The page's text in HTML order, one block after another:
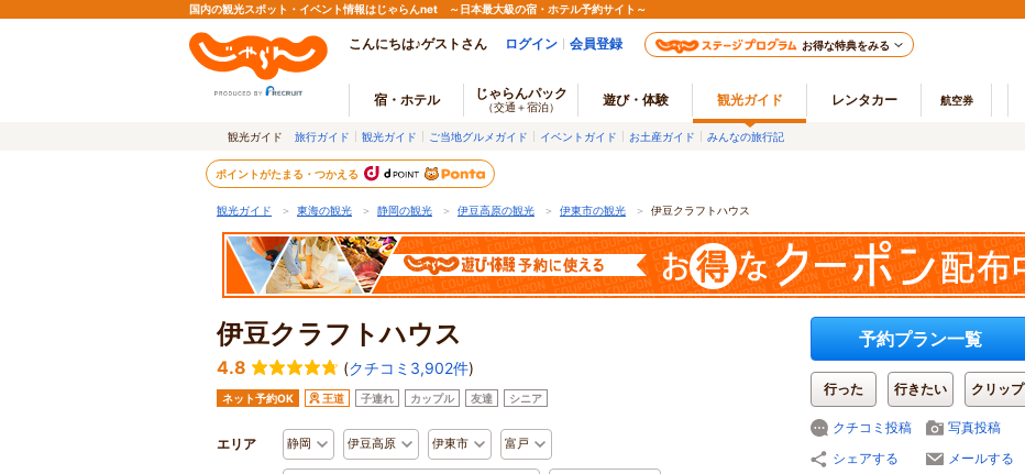
国内の観光スポット・イベント情報はじゃらんnet ～日本最大級の宿・ホテル予約サイト～
こんにちは♪ゲストさん ログイン 会員登録 お得な特典をみる
宿・ホテル じゃらんパック
（交通＋宿泊） 遊び・体験 観光ガイド レンタカー 航空券
観光ガイド 旅行ガイド 観光ガイド ご当地グルメガイド イベントガイド お土産ガイド みんなの旅行記
ポイントがたまる・つかえる
観光ガイド ＞ 東海の観光 ＞ 静岡の観光 ＞ 伊豆高原の観光 ＞ 伊東市の観光 ＞ 伊豆クラフトハウス
伊豆クラフトハウス
4.8 (クチコミ3,902件)
ネット予約OK 王道 子連れ カップル 友達 シニア
エリア 静岡 伊豆高原 伊東市 富戸
予約プラン一覧
行った 行きたい クリップ
クチコミ投稿
写真投稿
シェアする
メールする